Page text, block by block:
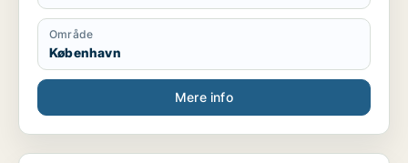
Område
København
Mere info